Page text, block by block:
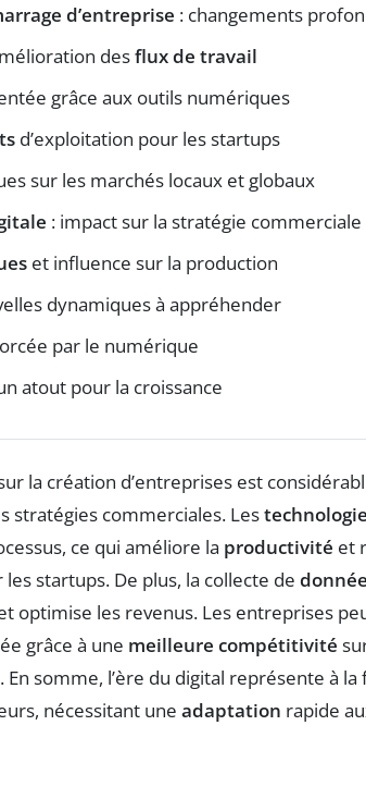
d’entreprise : changements
desflux de travail
grâce aux outils numériques
d’exploitation pour les startups
sur les marchés locaux et globaux
: impact sur la stratégie commerciale
et influence sur la production
dynamiques à appréhender
par le numérique
atout pour la croissance
la création d’entreprises est
stratégies commerciales. Les
ce qui améliore la productivité et
startups. De plus, la collecte de
optimise les revenus. Les entreprises
grâce à une meilleure compétitivité
somme, l’ère du digital représente à la
nécessitant une adaptation rapide